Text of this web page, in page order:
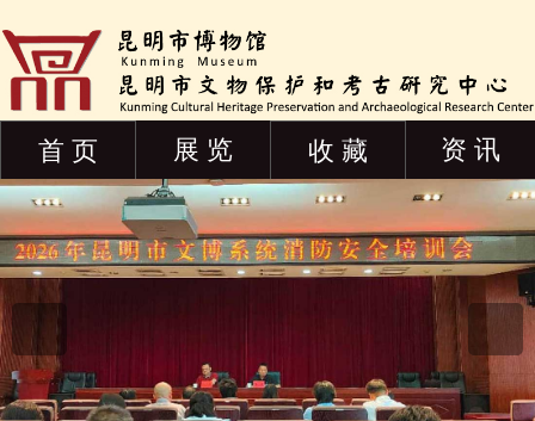
首 页 展 览 收 藏 资 讯